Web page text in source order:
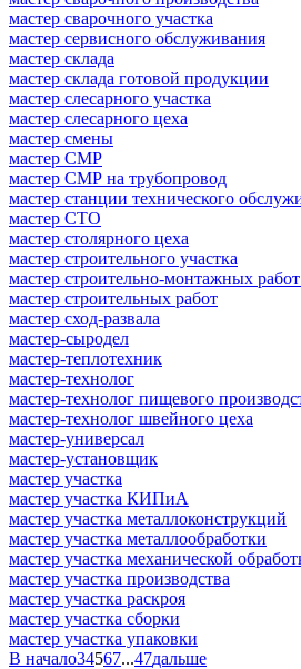
мастер сварочного участка
мастер сервисного обслуживания
мастер склада
мастер склада готовой продукции
мастер слесарного участка
мастер слесарного цеха
мастер смены
мастер СМР
мастер СМР на трубопровод
мастер станции технического
мастер СТО
мастер столярного цеха
мастер строительного участка
мастер строительно-монтажных
мастер строительных работ
мастер сход-развала
мастер-сыродел
мастер-теплотехник
мастер-технолог
мастер-технолог пищевого
мастер-технолог швейного цеха
мастер-универсал
мастер-установщик
мастер участка
мастер участка КИПиА
мастер участка металлоконструкций
мастер участка металлообработки
мастер участка механической
мастер участка производства
мастер участка раскроя
мастер участка сборки
мастер участка упаковки
В начало34567...47дальше